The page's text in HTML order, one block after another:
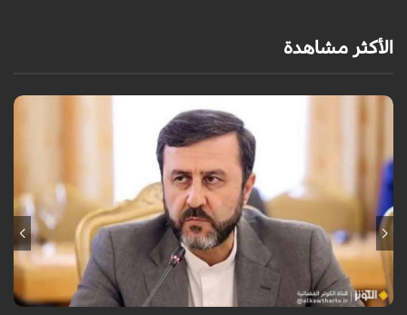
الأكثر مشاهدة
قال نائب وزير الخارجية الإيراني كاظم غريب آبادي، إن إيران لن تقبل بالتدخل
الأجنبي في مضيق هرمز.